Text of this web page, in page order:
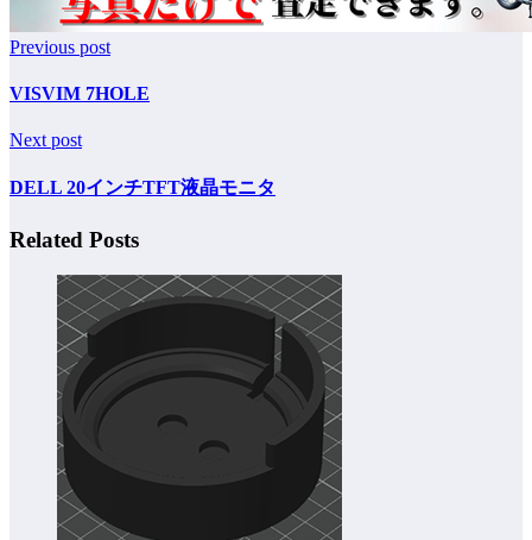
Previous post
VISVIM 7HOLE
Next post
DELL 20インチTFT液晶モニタ
Related Posts